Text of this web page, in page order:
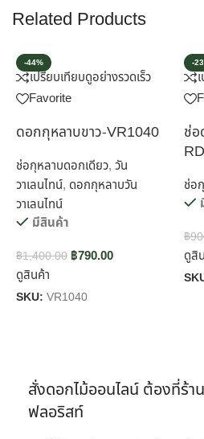
Related Products
-44%
เปรียบเทียบดูอย่างรวดเร็ว
Favorite
ดอกกุหลาบขาว-VR1040
ช่อกุหลาบดอกเดียว, วัน
วาเลนไทน์, ดอกกุหลาบวัน
วาเลนไทน์
มีสินค้า
฿1,400.00 ฿790.00
ดูสินค้า
SKU: VR1040
-
ช่
ช่อ
฿
ดูสิ
สั่งดอกไม้ออนไลน์ ต้องที่ร้า
ฟลอริสท์